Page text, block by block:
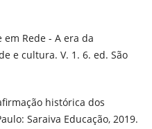
em Rede - A era da
e cultura. V. 1. 6. ed. São
histórica dos
Saraiva Educação, 2019.